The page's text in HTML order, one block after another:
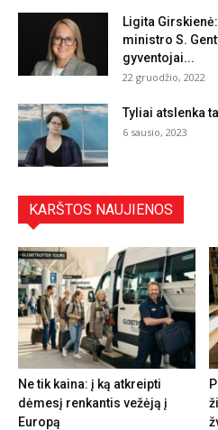
Ligita
ministro S.
gyventojai...
22 gruodžio, 2022
Tyliai atslenka
6 sausio, 2023
KARŠTOS NAUJIENOS
Ne tik kaina: į ką atkreipti
dėmesį renkantis vežėją į
Europą